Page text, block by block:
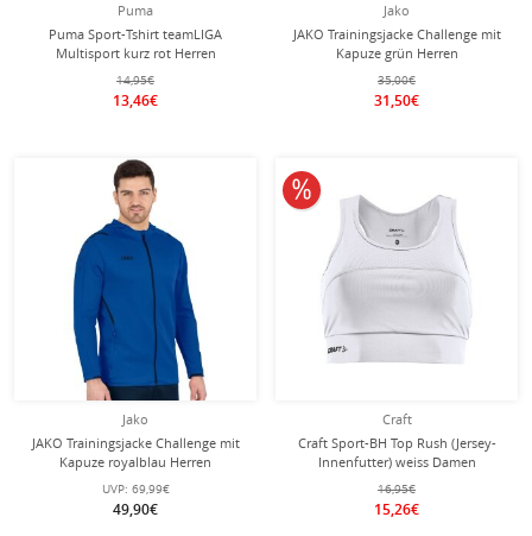
Puma
Puma Sport-Tshirt teamLIGA
Multisport kurz rot Herren
14,95€
13,46€
Jako
JAKO Trainingsjacke Challenge mit
Kapuze grün Herren
35,00€
31,50€
Jako
JAKO Trainingsjacke Challenge mit
Kapuze royalblau Herren
UVP: 69,99€
49,90€
Craft
Craft Sport-BH Top Rush (Jersey-
Innenfutter) weiss Damen
16,95€
15,26€
10% reduziert